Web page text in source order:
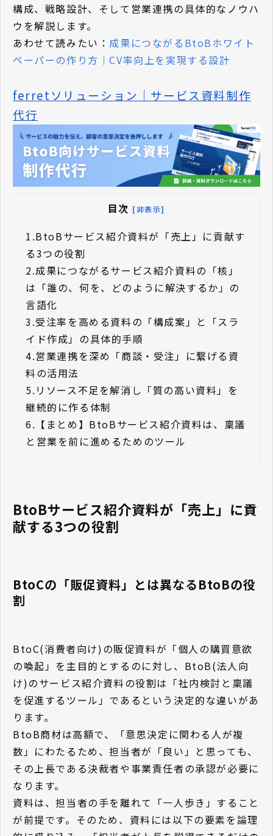
構成、戦略設計、そして営業連携の具体的なノウハ
ウを解説します。
あわせて読みたい： 成果につながるBtoBホワイト
ペーパーの作り方｜CV率向上を実現する設計
ferretソリューション｜サービス資料制作
代行
目次 [非表示]
1.BtoBサービス紹介資料が「売上」に貢献す
る3つの役割
2.成果につながるサービス紹介資料の「核」
は「誰の、何を、どのように解決するか」の
言語化
3.受注率を高める資料の「構成案」と「スラ
イド作成」の具体的手順
4.営業連携を深め「商談・受注」に繋げる資
料の活用法
5. リソース不足を解消し「質の高い資料」を
継続的に作る体制
6. 【まとめ】BtoBサービス紹介資料は、稟議
と営業を前に進めるためのツール
BtoBサービス紹介資料が「売上」に貢
献する3つの役割
BtoCの「販促資料」とは異なるBtoBの役
割
BtoC(消費者向け)の販促資料が「個人の購買意欲
の喚起」を主目的とするのに対し、BtoB(法人向
け)のサービス紹介資料の役割は「社内検討と稟議
を促進するツール」であるという決定的な違いがあ
ります。
BtoB商材は高額で、「意思決定に関わる人が複
数」にわたるため、担当者が「良い」と思っても、
その上長である決裁者や事業責任者の承認が必要に
なります。
資料は、担当者の手を離れて「一人歩き」すること
が前提です。そのため、資料には以下の要素を論理